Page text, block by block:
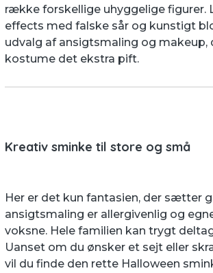
række forskellige uhyggelige figurer.
effects med falske sår og kunstigt
udvalg af ansigtsmaling og makeup,
kostume det ekstra pift.
Kreativ sminke til store og små
Her er det kun fantasien, der sætter
ansigtsmaling er allergivenlig og
voksne. Hele familien kan trygt
Uanset om du ønsker et sejt eller
vil du finde den rette Halloween